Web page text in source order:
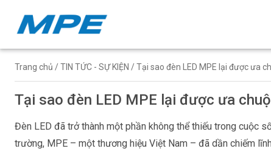
Trang chủ /TIN TỨC - SỰ KIỆN / Tại sao đèn LED MPE lại được ưa
Tại sao đèn LED MPE lại được ưa
Đèn LED đã trở thành một phần không thể thiếu trong cuộc
trường, MPE – một thương hiệu Việt Nam – đã dần chiếm